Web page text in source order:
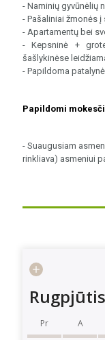
- Naminių gyvūnėlių
- Pašaliniai žmonės
- Apartamentų bei
- Kepsninė +
šašlykinėse
- Papildoma
Papildomi
- Suaugusiam
rinkliava) asmeniui
Pr A